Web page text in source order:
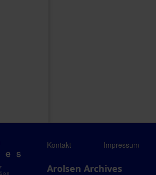
Kontakt Impressum
Arolsen Archives